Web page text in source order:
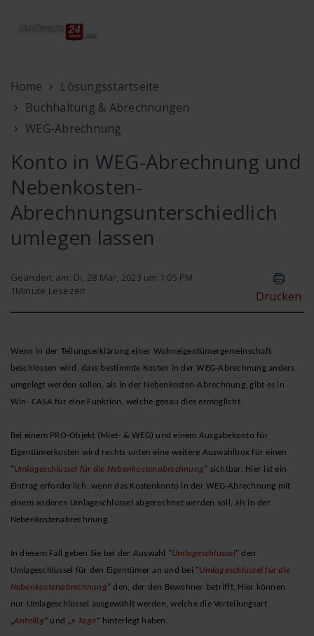
Home
Lösungsstartseite
Buchhaltung & Abrechnungen
WEG-Abrechnung
Konto in WEG-Abrechnung und
Nebenkosten-
Abrechnungsunterschiedlich
umlegen lassen
Geändert am: Di, 28 Mär, 2023 um 1:05 PM
1Minute Lesezeit Drucken
Wenn in der Teilungserklärung einer Wohneigentümergemeinschaft
beschlossen wird, dass bestimmte Kosten in der WEG-Abrechnung anders
umgelegt werden sollen, als in der Nebenkosten-Abrechnung, gibt es in
Win- CASA für eine Funktion, welche genau dies ermöglicht.
Bei einem PRO-Objekt (Miet- & WEG) und einem Ausgabekonto für
Eigentümerkosten wird rechts unten eine weitere Auswahlbox für einen
"Umlageschlüssel für die Nebenkostenabrechnung" sichtbar. Hier ist ein
Eintrag erforderlich, wenn das Kostenkonto in der WEG-Abrechnung mit
einem anderen Umlageschlüssel abgerechnet werden soll, als in der
Nebenkostenabrechnung.
In diesem Fall geben Sie bei der Auswahl "Umlageschlüssel" den
Umlageschlüssel für den Eigentümer an und bei "Umlageschlüssel für die
Nebenkostenabrechnung" den, der den Bewohner betrifft. Hier können
nur Umlageschlüssel ausgewählt werden, welche die Verteilungsart
„Anteilig“ und „x Tage“ hinterlegt haben.